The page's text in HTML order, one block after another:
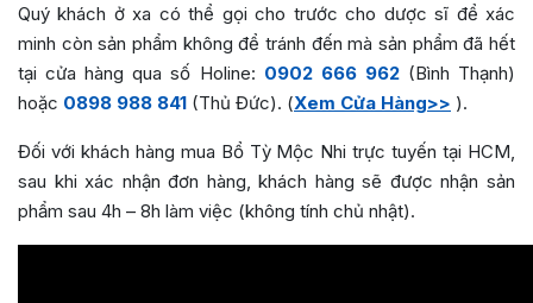
Quý khách ở xa có thể gọi cho trước cho dược sĩ để xác
minh còn sản phẩm không để tránh đến mà sản phẩm đã hết
tại cửa hàng qua số Holine: 0902 666 962(Bình Thạnh)
hoặc 0898 988 841 (Thủ Đức). (Xem Cửa Hàng>> ).
Đối với khách hàng mua Bổ Tỳ Mộc Nhi trực tuyến tại HCM,
sau khi xác nhận đơn hàng, khách hàng sẽ được nhận sản
phẩm sau 4h – 8h làm việc (không tính chủ nhật).